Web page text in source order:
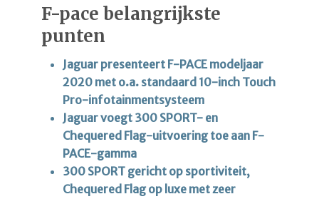
F-pace belangrijkste
punten
Jaguar presenteert F-PACE modeljaar
2020 met o.a. standaard 10-inch Touch
Pro-infotainmentsysteem
Jaguar voegt 300 SPORT- en
Chequered Flag-uitvoering toe aan F-
PACE-gamma
300 SPORT gericht op sportiviteit,
Chequered Flag op luxe met zeer